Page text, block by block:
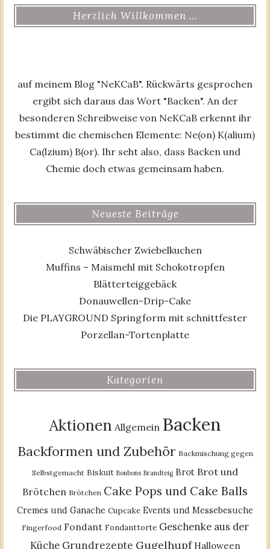
Herzlich Willkommen …
auf meinem Blog "NeKCaB". Rückwärts gesprochen
ergibt sich daraus das Wort "Backen". An der
besonderen Schreibweise von NeKCaB erkennt ihr
bestimmt die chemischen Elemente: Ne(on) K(alium)
Ca(lzium) B(or). Ihr seht also, dass Backen und
Chemie doch etwas gemeinsam haben.
Neueste Beiträge
Schwäbischer Zwiebelkuchen
Muffins – Maismehl mit Schokotropfen
Blätterteiggebäck
Donauwellen-Drip-Cake
Die PLAYGROUND Springform mit schnittfester
Porzellan-Tortenplatte
Kategorien
Aktionen Allgemein Backen
Backformen und Zubehör Backmischung gegen
Selbstgemacht Biskuit Bonbons Brandteig Brot Brot und
Brötchen Brötchen Cake Pops und Cake Balls
Cremes und Ganache Cupcake Events und Messebesuche
Fingerfood Fondant Fondanttorte Geschenke aus der
Küche Grundrezepte Gugelhupf Halloween